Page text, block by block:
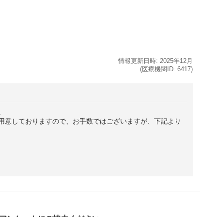
情報更新日時: 2025年12月
(医療機関ID: 6417)
しておりますので、お手数ではございますが、下記より